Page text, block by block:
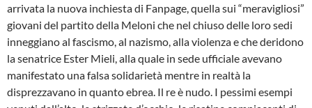
arrivata la nuova inchiesta di Fanpage, quella sui “meravigliosi”
giovani del partito della Meloni che nel chiuso delle loro sedi
inneggiano al fascismo, al nazismo, alla violenza e che deridono
la senatrice Ester Mieli, alla quale in sede ufficiale avevano
manifestato una falsa solidarietà mentre in realtà la
disprezzavano in quanto ebrea. Il re è nudo. I pessimi esempi